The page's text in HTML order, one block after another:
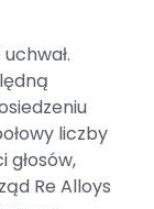
liczby
głosów,
Re Alloys